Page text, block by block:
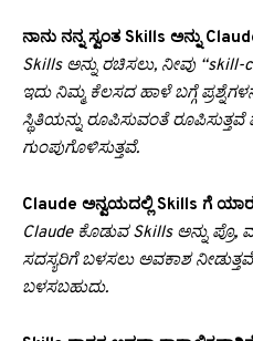
ನಾನು ನನ್ನ ಸ್ವಂತ Skills ಅನ್ನು
Skills ಅನ್ನು ರಚಿಸಲು, ನೀವು
ಇದು ನಿಮ್ಮ ಕೆಲಸದ ಹಾಳೆ ಬಗ್ಗೆ
ಸ್ಥಿತಿಯನ್ನು ರೂಪಿಸುವಂತೆ ರೂಪಿಸುತ್ತವೆ
ಗುಂಪುಗೊಳಿಸುತ್ತವೆ.
Claude ಅನ್ವಯದಲ್ಲಿ Skills ಗೆ
Claude ಕೊಡುವ Skills ಅನ್ನು
ಸದಸ್ಯರಿಗೆ ಬಳಸಲು ಅವಕಾಶ
ಬಳಸಬಹುದು.